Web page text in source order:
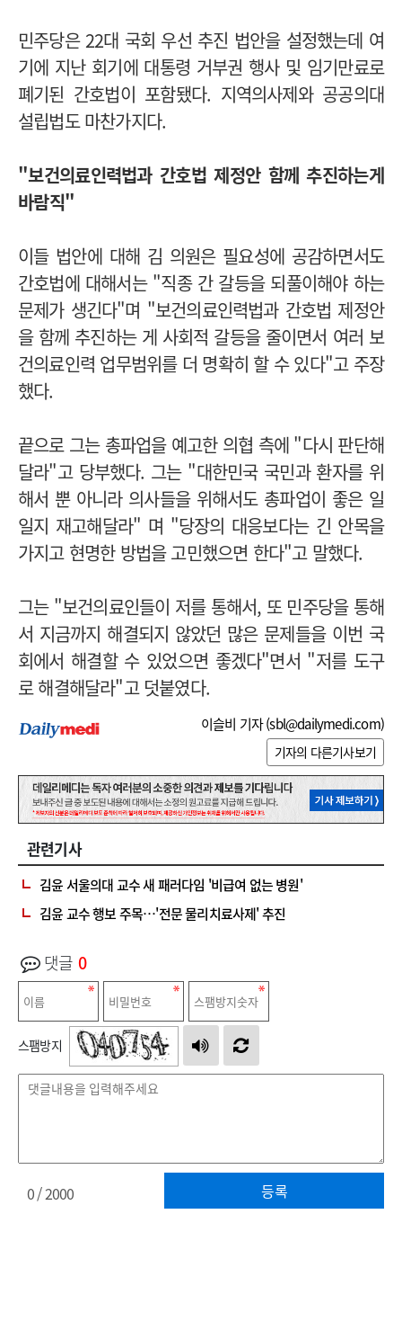
민주당은 22대 국회 우선 추진 법안을 설정했는데 여
기에 지난 회기에 대통령 거부권 행사 및 임기만료로
폐기된 간호법이 포함됐다. 지역의사제와 공공의대
설립법도 마찬가지다.
"보건의료인력법과 간호법 제정안 함께 추진하는게
바람직"
이들 법안에 대해 김 의원은 필요성에 공감하면서도
간호법에 대해서는 "직종 간 갈등을 되풀이해야 하는
문제가 생긴다"며 "보건의료인력법과 간호법 제정안
을 함께 추진하는 게 사회적 갈등을 줄이면서 여러 보
건의료인력 업무범위를 더 명확히 할 수 있다"고 주장
했다.
끝으로 그는 총파업을 예고한 의협 측에 "다시 판단해
달라"고 당부했다. 그는 "대한민국 국민과 환자를 위
해서 뿐 아니라 의사들을 위해서도 총파업이 좋은 일
일지 재고해달라" 며 "당장의 대응보다는 긴 안목을
가지고 현명한 방법을 고민했으면 한다"고 말했다.
그는 "보건의료인들이 저를 통해서, 또 민주당을 통해
서 지금까지 해결되지 않았던 많은 문제들을 이번 국
회에서 해결할 수 있었으면 좋겠다"면서 "저를 도구
로 해결해달라"고 덧붙였다.
이슬비 기자 (sbl@dailymedi.com)
기자의 다른기사보기
관련기사
김윤 서울의대 교수 새 패러다임 '비급여 없는 병원'
김윤 교수 행보 주목…'전문 물리치료사제' 추진
댓글 0
스팸방지
등록
0/ 2000